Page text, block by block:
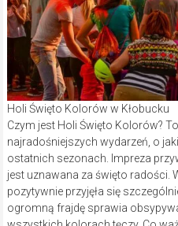
Holi Święto Kolorów w Kłobucku
Czym jest Holi Święto Kolorów?
najradośniejszych wydarzeń, o
ostatnich sezonach. Impreza
jest uznawana za święto radości.
pozytywnie przyjęła się
ogromną frajdę sprawia